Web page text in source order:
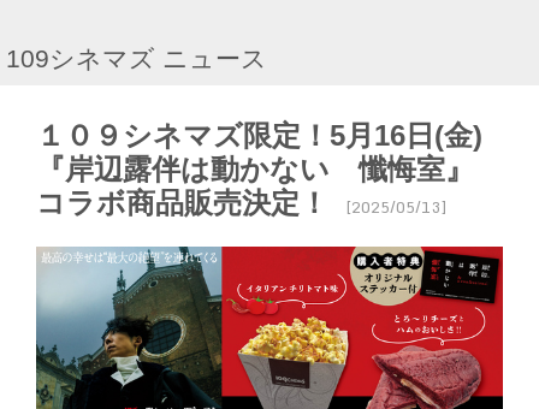
109シネマズ ニュース
１０９シネマズ限定！5月16日(金)
『岸辺露伴は動かない 懺悔室』
コラボ商品販売決定！
[2025/05/13]